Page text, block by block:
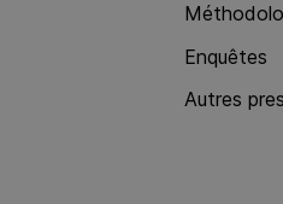
Enquêtes
Autres